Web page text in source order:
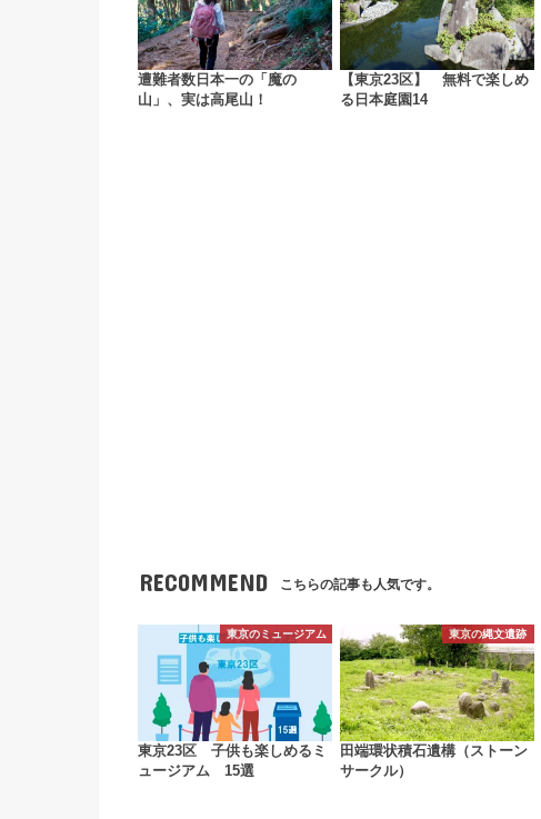
遭難者数日本一の「魔の
山」、実は高尾山！
【東京23区】 無料で楽しめ
る日本庭園14
RECOMMEND こちらの記事も人気です。
東京のミュージアム
東京23区 子供も楽しめるミ
ュージアム 15選
東京の縄文遺跡
田端環状積石遺構（ストーン
サークル）